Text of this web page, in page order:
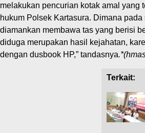
melakukan pencurian kotak amal yang
hukum Polsek Kartasura. Dimana pada
diamankan membawa tas yang berisi
diduga merupakan hasil kejahatan,
dengan dusbook HP,” tandasnya
Terkait: